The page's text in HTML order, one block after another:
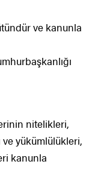
ve kanunla
nitelikleri,
ve yükümlülükleri,
kanunla